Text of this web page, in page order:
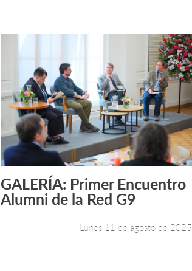
Leer más +
GALERÍA: Primer Encuentro
Alumni de la Red G9
Lunes 11 de agosto de 2025